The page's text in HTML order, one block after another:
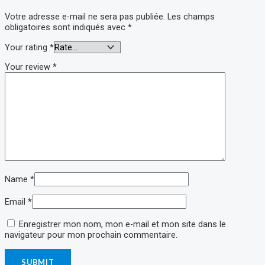
Votre adresse e-mail ne sera pas publiée. Les champs
obligatoires sont indiqués avec *
Your rating *
Your review *
Name *
Email *
Enregistrer mon nom, mon e-mail et mon site dans le
navigateur pour mon prochain commentaire.